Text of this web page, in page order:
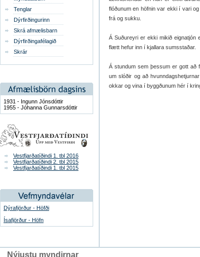
Tenglar
Dýrfirðingurinn
Skrá afmælisbarn
Dýrfirðingafélagið
Skrár
1931 - Ingunn Jónsdóttir
1955 - Jóhanna Gunnarsdóttir
Vestfjarðatíðindi 1. tbl 2016
Vestfjarðatíðindi 2. tbl 2015
Vestfjarðatíðindi 1. tbl 2015
Dýrafjörður - Höfði
Ísafjörður - Höfn
flóðunum en höfnin var ekki í vari
frá og sukku.
Á Suðureyri er ekki mikið
flætt hefur inn í kjallara sumsstaðar.
Á stundum sem þessum er gott
um slóðir og að
okkar og vina í byggðunum hér í
Nýjustu myndirnar